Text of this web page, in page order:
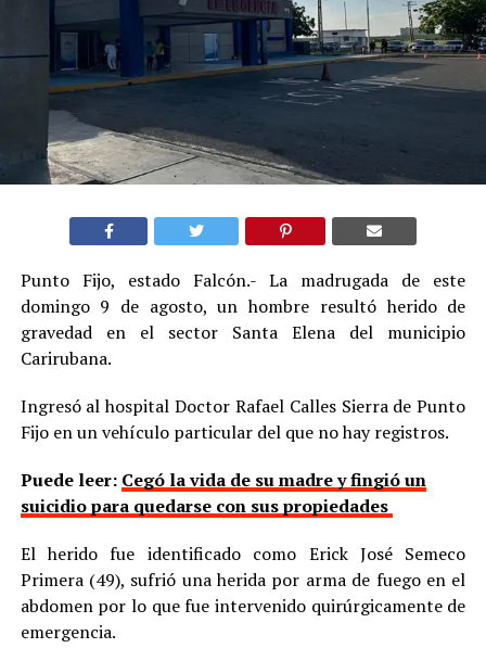
Punto Fijo, estado Falcón.- La madrugada de este
domingo 9 de agosto, un hombre resultó herido de
gravedad en el sector Santa Elena del municipio
Carirubana.
Ingresó al hospital Doctor Rafael Calles Sierra de Punto
Fijo en un vehículo particular del que no hay registros.
Puede leer: Cegó la vida de su madre y fingió un
suicidio para quedarse con sus propiedades
El herido fue identificado como Erick José Semeco
Primera (49), sufrió una herida por arma de fuego en el
abdomen por lo que fue intervenido quirúrgicamente de
emergencia.